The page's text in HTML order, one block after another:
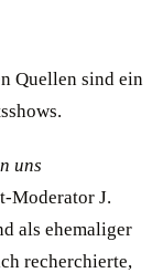
Quellen sind ein
uns
Moderator J.
als ehemaliger
recherchierte,